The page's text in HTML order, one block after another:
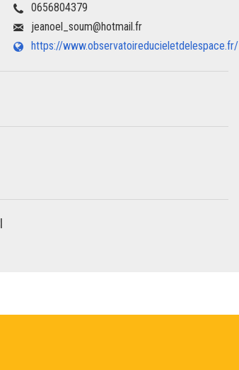
0656804379
jeanoel_soum@hotmail.fr
https://www.observatoireducieletdelespace.fr/